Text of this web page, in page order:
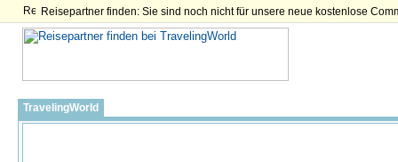
Reisepartner finden: Sie sind noch nicht für unsere neue kostenlose
TravelingWorld